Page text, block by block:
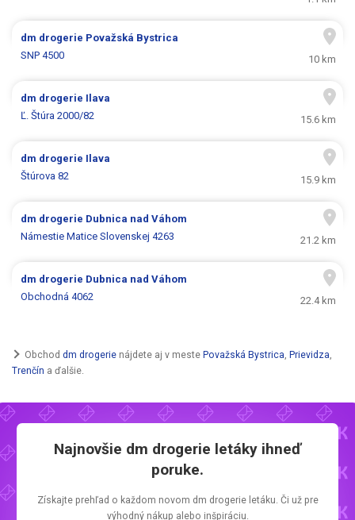
dm drogerie Považská Bystrica
SNP 4500
10 km
dm drogerie Ilava
Ľ. Štúra 2000/82
15.6 km
dm drogerie Ilava
Štúrova 82
15.9 km
dm drogerie Dubnica nad Váhom
Námestie Matice Slovenskej 4263
21.2 km
dm drogerie Dubnica nad Váhom
Obchodná 4062
22.4 km
Obchod dm drogerie nájdete aj v meste Považská Bystrica Prievidza
Trenčín a ďalšie.
Najnovšie dm drogerie letáky ihneď
poruke.
Získajte prehľad o každom novom dm drogerie letáku. Či už pre
výhodný nákup alebo inšpiráciu.